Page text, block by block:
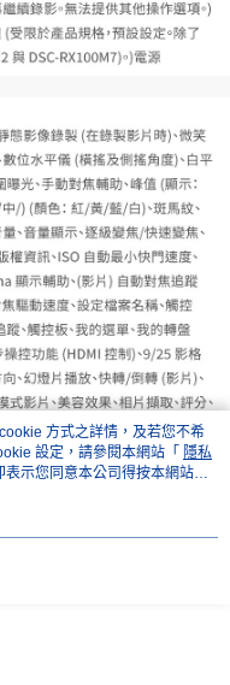
方式之詳情，及若您不希
設定，請參閱本網站「 隱私
示您同意本公司得按本網站使